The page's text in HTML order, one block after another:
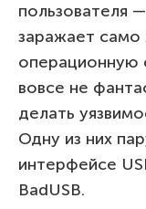
пользователя
заражает
операционную
вовсе не
делать
Одну из них
интерфейсе
BadUSB.